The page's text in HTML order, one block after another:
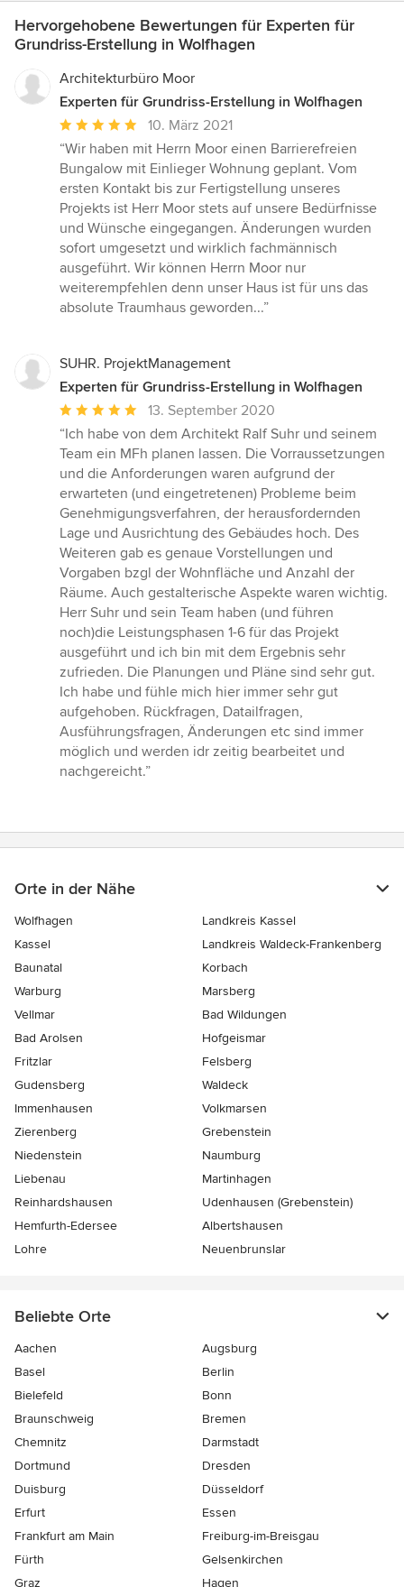
Hervorgehobene Bewertungen für Experten für
Grundriss-Erstellung in Wolfhagen
Architekturbüro Moor
Experten für Grundriss-Erstellung in Wolfhagen
Durchschnittliche
Bewertung:
5
von
5
Sternen
10. März 2021
“Wir haben mit Herrn Moor einen Barrierefreien
Bungalow mit Einlieger Wohnung geplant. Vom
ersten Kontakt bis zur Fertigstellung unseres
Projekts ist Herr Moor stets auf unsere Bedürfnisse
und Wünsche eingegangen. Änderungen wurden
sofort umgesetzt und wirklich fachmännisch
ausgeführt. Wir können Herrn Moor nur
weiterempfehlen denn unser Haus ist für uns das
absolute Traumhaus geworden...”
SUHR. ProjektManagement
Experten für Grundriss-Erstellung in Wolfhagen
Durchschnittliche
Bewertung:
5
von
5
Sternen
13. September 2020
“Ich habe von dem Architekt Ralf Suhr und seinem
Team ein MFh planen lassen. Die Vorraussetzungen
und die Anforderungen waren aufgrund der
erwarteten (und eingetretenen) Probleme beim
Genehmigungsverfahren, der herausfordernden
Lage und Ausrichtung des Gebäudes hoch. Des
Weiteren gab es genaue Vorstellungen und
Vorgaben bzgl der Wohnfläche und Anzahl der
Räume. Auch gestalterische Aspekte waren wichtig.
Herr Suhr und sein Team haben (und führen
noch)die Leistungsphasen 1-6 für das Projekt
ausgeführt und ich bin mit dem Ergebnis sehr
zufrieden. Die Planungen und Pläne sind sehr gut.
Ich habe und fühle mich hier immer sehr gut
aufgehoben. Rückfragen, Datailfragen,
Ausführungsfragen, Änderungen etc sind immer
möglich und werden idr zeitig bearbeitet und
nachgereicht.”
Orte in der Nähe
Wolfhagen
Landkreis Kassel
Kassel
Landkreis Waldeck-Frankenberg
Baunatal
Korbach
Warburg
Marsberg
Vellmar
Bad Wildungen
Bad Arolsen
Hofgeismar
Fritzlar
Felsberg
Gudensberg
Waldeck
Immenhausen
Volkmarsen
Zierenberg
Grebenstein
Niedenstein
Naumburg
Liebenau
Martinhagen
Reinhardshausen
Udenhausen (Grebenstein)
Hemfurth-Edersee
Albertshausen
Lohre
Neuenbrunslar
Beliebte Orte
Aachen
Augsburg
Basel
Berlin
Bielefeld
Bonn
Braunschweig
Bremen
Chemnitz
Darmstadt
Dortmund
Dresden
Duisburg
Düsseldorf
Erfurt
Essen
Frankfurt am Main
Freiburg-im-Breisgau
Fürth
Gelsenkirchen
Graz
Hagen